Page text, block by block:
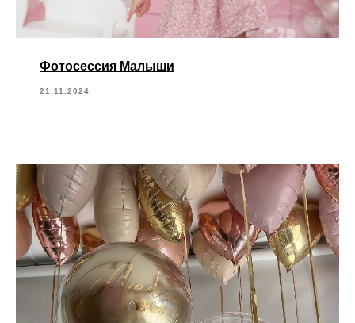
Фотосессия Малыши
21.11.2024